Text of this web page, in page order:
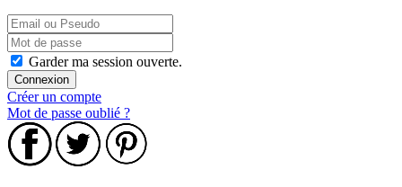
Garder ma session ouverte.
Créer un compte
Mot de passe oublié ?